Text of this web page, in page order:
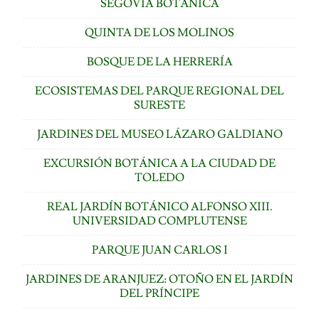
SEGOVIA BOTÁNICA
QUINTA DE LOS MOLINOS
BOSQUE DE LA HERRERÍA
ECOSISTEMAS DEL PARQUE REGIONAL DEL
SURESTE
JARDINES DEL MUSEO LÁZARO GALDIANO
EXCURSIÓN BOTÁNICA A LA CIUDAD DE
TOLEDO
REAL JARDÍN BOTÁNICO ALFONSO XIII.
UNIVERSIDAD COMPLUTENSE
PARQUE JUAN CARLOS I
JARDINES DE ARANJUEZ: OTOÑO EN EL JARDÍN
DEL PRÍNCIPE